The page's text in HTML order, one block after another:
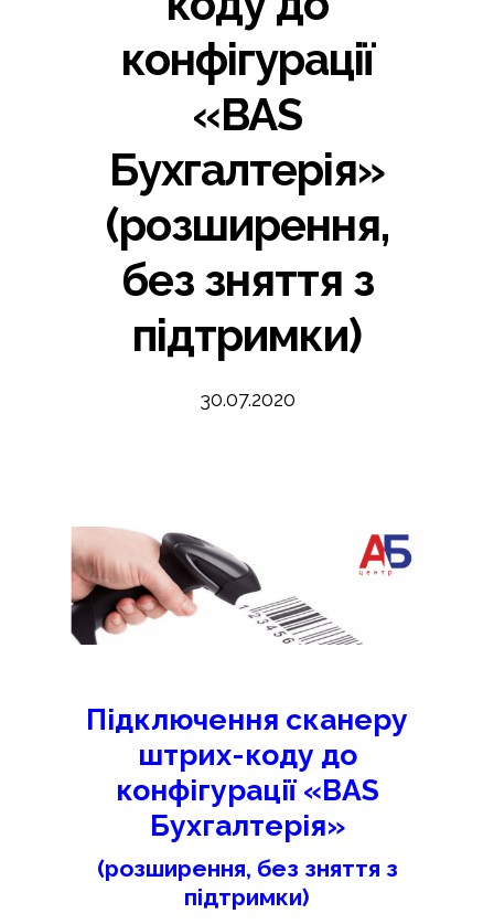
конфігурації
«BAS
Бухгалтерія»
(розширення,
без зняття з
підтримки)
30.07.2020
Підключення сканеру
штрих-коду до
конфігурації «BAS
Бухгалтерія»
(розширення, без зняття з
підтримки)